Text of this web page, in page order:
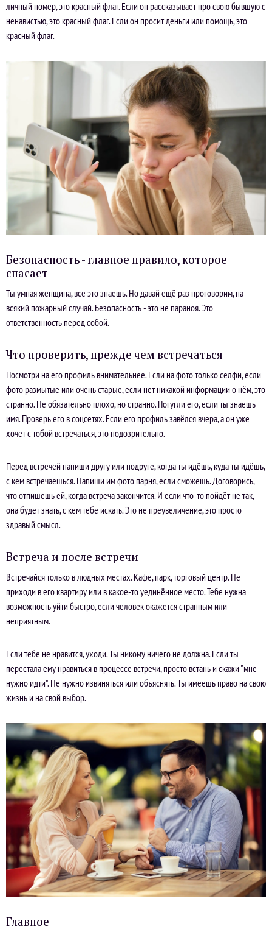
личный номер, это красный флаг. Если он рассказывает про свою бывшую с
ненавистью, это красный флаг. Если он просит деньги или помощь, это
красный флаг.
Безопасность - главное правило, которое
спасает
Ты умная женщина, все это знаешь. Но давай ещё раз проговорим, на
всякий пожарный случай. Безопасность - это не параноя. Это
ответственность перед собой.
Что проверить, прежде чем встречаться
Посмотри на его профиль внимательнее. Если на фото только селфи, если
фото размытые или очень старые, если нет никакой информации о нём, это
странно. Не обязательно плохо, но странно. Погугли его, если ты знаешь
имя. Проверь его в соцсетях. Если его профиль завёлся вчера, а он уже
хочет с тобой встречаться, это подозрительно.
Перед встречей напиши другу или подруге, когда ты идёшь, куда ты идёшь,
с кем встречаешься. Напиши им фото парня, если сможешь. Договорись,
что отпишешь ей, когда встреча закончится. И если что-то пойдёт не так,
она будет знать, с кем тебе искать. Это не преувеличение, это просто
здравый смысл.
Встреча и после встречи
Встречайся только в людных местах. Кафе, парк, торговый центр. Не
приходи в его квартиру или в какое-то уединённое место. Тебе нужна
возможность уйти быстро, если человек окажется странным или
неприятным.
Если тебе не нравится, уходи. Ты никому ничего не должна. Если ты
перестала ему нравиться в процессе встречи, просто встань и скажи "мне
нужно идти". Не нужно извиняться или объяснять. Ты имеешь право на свою
жизнь и на свой выбор.
Главное